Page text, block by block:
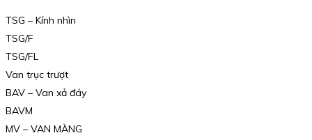
TSG – Kính nhìn
TSG/F
TSG/FL
Van trục trượt
BAV – Van xả đáy
BAVM
MV – VAN MÀNG